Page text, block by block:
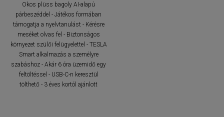
Okos plüss bagoly AI-alapú
párbeszéddel - Játékos formában
támogatja a nyelvtanulást - Kérésre
meséket olvas fel - Biztonságos
környezet szülői felügyelettel - TESLA
Smart alkalmazás a személyre
szabáshoz - Akár 6 óra üzemidő egy
feltöltéssel - USB-C-n keresztül
tölthető - 3 éves kortól ajánlott